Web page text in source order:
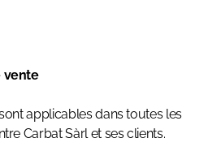
vente
applicables dans toutes les
Carbat Sàrl et ses clients.